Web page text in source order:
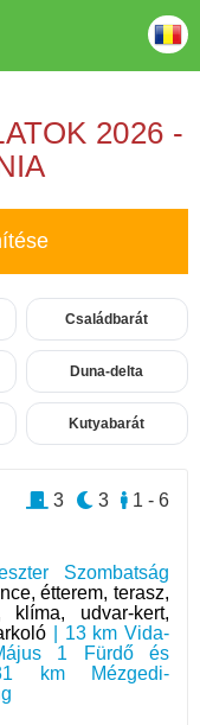
2026 -
Családbarát
Duna-delta
Kutyabarát
Szombatság
étterem, terasz,
klíma, udvar-kert,
| 13 km Vida-
1 Fürdő és
km Mézgedi-
1 - 6
3
3